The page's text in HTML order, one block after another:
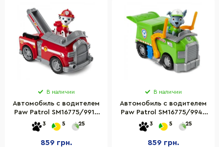
В наличии
Автомобиль с водителем
Paw Patrol SM16775/9917
Щенячий патруль Маршал
3 5 25
859 грн.
В наличии
Автомобиль с водителем
Paw Patrol SM16775/9948
Щенячий патруль Рокки
3 5 25
859 грн.